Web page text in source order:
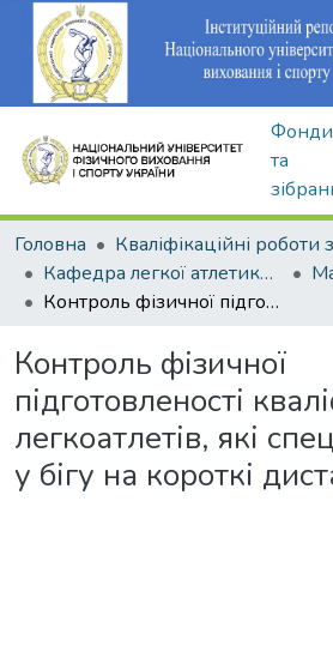
Фонди
та
Головна
Кафедра легкої атлетики, зимових видів та велосипедного спорту
Контроль фізичної підготовленості кваліфікованих легкоатлетів, які спеціалізуються у бігу на короткі дистанції
Контроль фізичної
підготовленості
легкоатлетів, які
у бігу на короткі